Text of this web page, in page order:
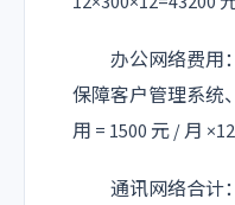
办公网络费用：
保障客户管理系统
用 = 1500 元 / 月
通讯网络合计：